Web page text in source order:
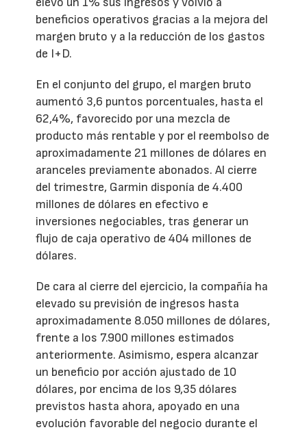
beneficios operativos gracias a la mejora del
margen bruto y a la reducción de los gastos
de I+D.
En el conjunto del grupo, el margen bruto
aumentó 3,6 puntos porcentuales, hasta el
62,4%, favorecido por una mezcla de
producto más rentable y por el reembolso de
aproximadamente 21 millones de dólares en
aranceles previamente abonados. Al cierre
del trimestre, Garmin disponía de 4.400
millones de dólares en efectivo e
inversiones negociables, tras generar un
flujo de caja operativo de 404 millones de
dólares.
De cara al cierre del ejercicio, la compañía ha
elevado su previsión de ingresos hasta
aproximadamente 8.050 millones de dólares,
frente a los 7.900 millones estimados
anteriormente. Asimismo, espera alcanzar
un beneficio por acción ajustado de 10
dólares, por encima de los 9,35 dólares
previstos hasta ahora, apoyado en una
evolución favorable del negocio durante el